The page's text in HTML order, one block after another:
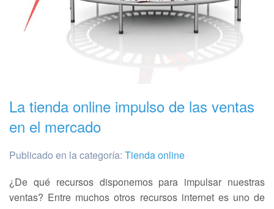
La tienda online impulso de las ventas
en el mercado
Publicado en la categoría: Tienda online
¿De qué recursos disponemos para impulsar nuestras
ventas? Entre muchos otros recursos internet es uno de